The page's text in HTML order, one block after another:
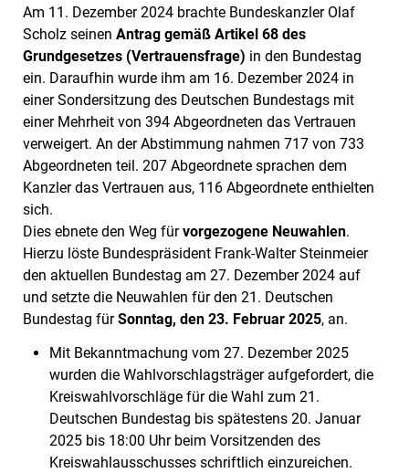
Am 11. Dezember 2024 brachte Bundeskanzler Olaf
Scholz seinen Antrag gemäß Artikel 68 des
Grundgesetzes (Vertrauensfrage) in den Bundestag
ein. Daraufhin wurde ihm am 16. Dezember 2024 in
einer Sondersitzung des Deutschen Bundestags mit
einer Mehrheit von 394 Abgeordneten das Vertrauen
verweigert. An der Abstimmung nahmen 717 von 733
Abgeordneten teil. 207 Abgeordnete sprachen dem
Kanzler das Vertrauen aus, 116 Abgeordnete enthielten
sich.
Dies ebnete den Weg fürvorgezogene Neuwahlen.
Hierzu löste Bundespräsident Frank-Walter Steinmeier
den aktuellen Bundestag am 27. Dezember 2024 auf
und setzte die Neuwahlen für den 21. Deutschen
Bundestag fürSonntag, den 23. Februar 2025, an.
Mit Bekanntmachung vom 27. Dezember 2025
wurden die Wahlvorschlagsträger aufgefordert, die
Kreiswahlvorschläge für die Wahl zum 21.
Deutschen Bundestag bis spätestens 20. Januar
2025 bis 18:00 Uhr beim Vorsitzenden des
Kreiswahlausschusses schriftlich einzureichen.